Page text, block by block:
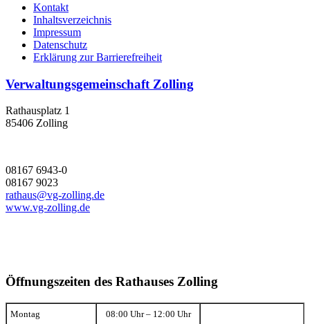
Kontakt
Inhaltsverzeichnis
Impressum
Datenschutz
Erklärung zur Barrierefreiheit
Verwaltungsgemeinschaft Zolling
Rathausplatz 1
85406 Zolling
08167 6943-0
08167 9023
rathaus@vg-zolling.de
www.vg-zolling.de
Öffnungszeiten des Rathauses Zolling
Montag 08:00 Uhr – 12:00 Uhr